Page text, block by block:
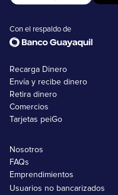
Con el respaldo de
Recarga Dinero
Envía y recibe dinero
Retira dinero
Comercios
Tarjetas peiGo
Nosotros
FAQs
Emprendimientos
Usuarios no bancarizados